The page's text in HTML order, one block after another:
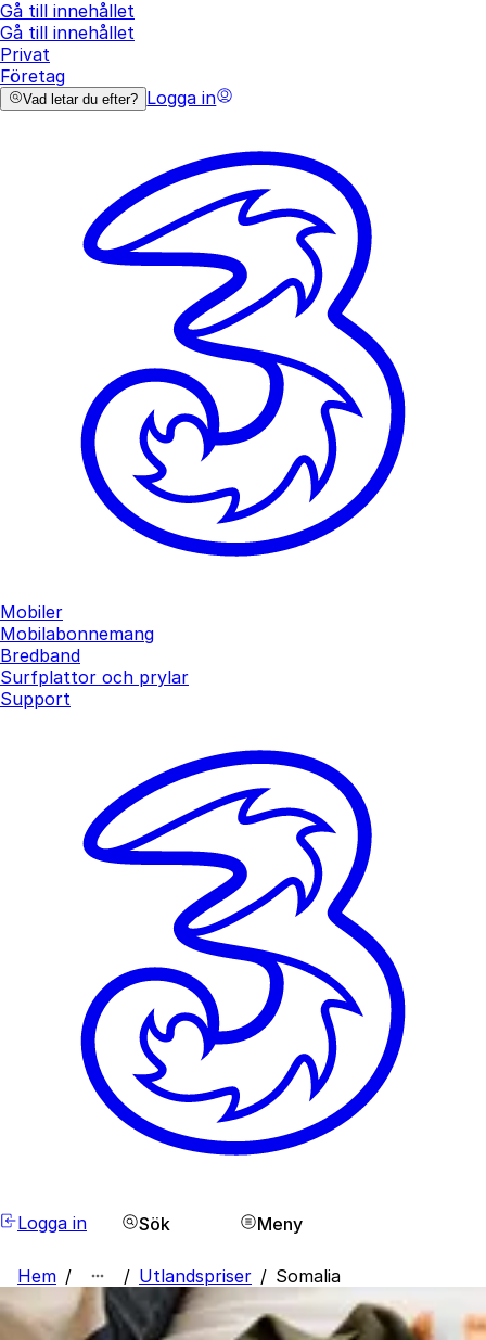
Gå till innehållet
Gå till innehållet
Privat
Företag
Vad letar du efter? Logga in
Mobiler
Mobilabonnemang
Bredband
Surfplattor och prylar
Support
Logga in Sök Meny
Hem / / Utlandspriser / Somalia